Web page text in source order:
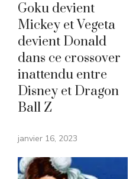
Goku devient
Mickey et Vegeta
devient Donald
dans ce crossover
inattendu entre
Disney et Dragon
Ball Z
janvier 16, 2023